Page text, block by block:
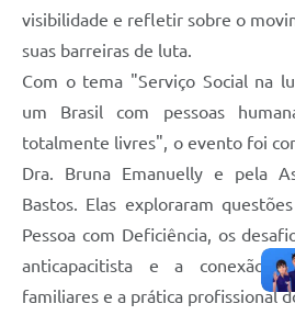
visibilidade e refletir sobre o
suas barreiras de luta.
Com o tema "Serviço Social na
um Brasil com pessoas
totalmente livres", o evento foi
Dra. Bruna Emanuelly e pela
Bastos. Elas exploraram
Pessoa com Deficiência, os
anticapacitista e a conexão
familiares e a prática profissional